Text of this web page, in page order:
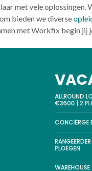
met vele
bieden we diverse
met Workfix begin jij
ALLROUND
€3600 | 2
PLOEGEN